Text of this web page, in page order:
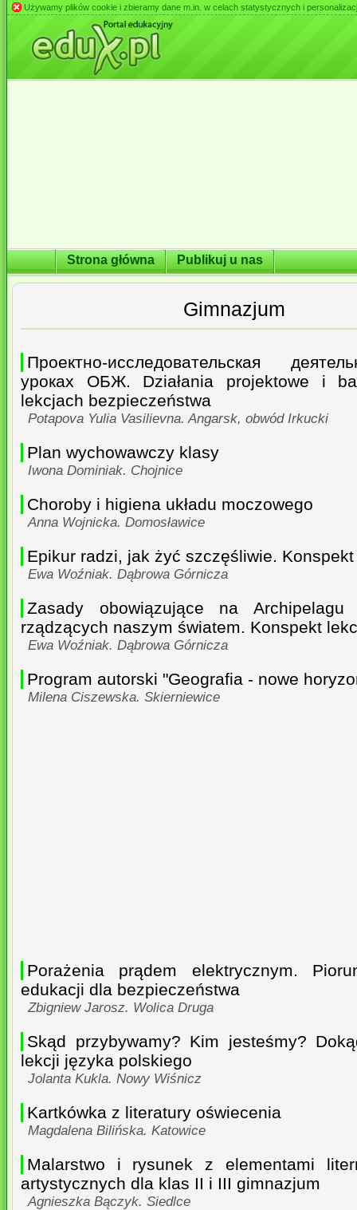
Używamy plików cookie i zbieramy dane m.in. w celach statystycznych i
Strona główna Publikuj u nas
Gimnazjum
Проектно-исследовательская
уроках ОБЖ. Działania projektowe i
lekcjach bezpieczeństwa
Potapova Yulia Vasilievna. Angarsk, obwód Irkucki
Plan wychowawczy klasy
Iwona Dominiak. Chojnice
Choroby i higiena układu moczowego
Anna Wojnicka. Domosławice
Epikur radzi, jak żyć szczęśliwie.
Ewa Woźniak. Dąbrowa Górnicza
Zasady obowiązujące na
rządzących naszym światem. Konspekt
Ewa Woźniak. Dąbrowa Górnicza
Program autorski "Geografia - nowe
Milena Ciszewska. Skierniewice
Porażenia prądem elektrycznym.
edukacji dla bezpieczeństwa
Zbigniew Jarosz. Wolica Druga
Skąd przybywamy? Kim jesteśmy?
lekcji języka polskiego
Jolanta Kukla. Nowy Wiśnicz
Kartkówka z literatury oświecenia
Magdalena Bilińska. Katowice
Malarstwo i rysunek z elementami
artystycznych dla klas II i III gimnazjum
Agnieszka Bączyk. Siedlce